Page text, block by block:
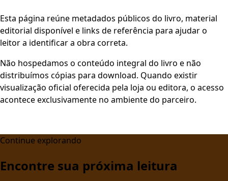
Esta página reúne metadados públicos do livro, material
editorial disponível e links de referência para ajudar o
leitor a identificar a obra correta.
Não hospedamos o conteúdo integral do livro e não
distribuímos cópias para download. Quando existir
visualização oficial oferecida pela loja ou editora, o acesso
acontece exclusivamente no ambiente do parceiro.
Continue explorando
Encontre sua próxima leitura